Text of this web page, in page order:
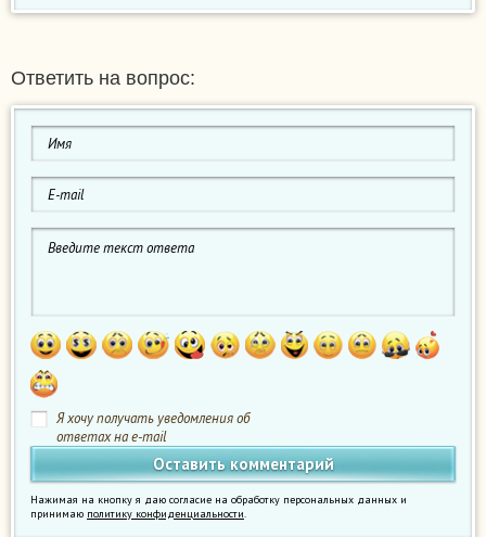
Ответить на вопрос:
Я хочу получать уведомления об
ответах на e-mail
Нажимая на кнопку я даю согласие на обработку персональных данных и
принимаю политику конфиденциальности.